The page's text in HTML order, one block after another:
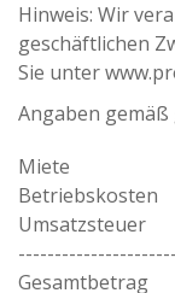
Hinweis: Wir
geschäftlichen
Sie unter
Angaben
Miete
Betriebskosten
Umsatzsteuer
Gesamtbetrag